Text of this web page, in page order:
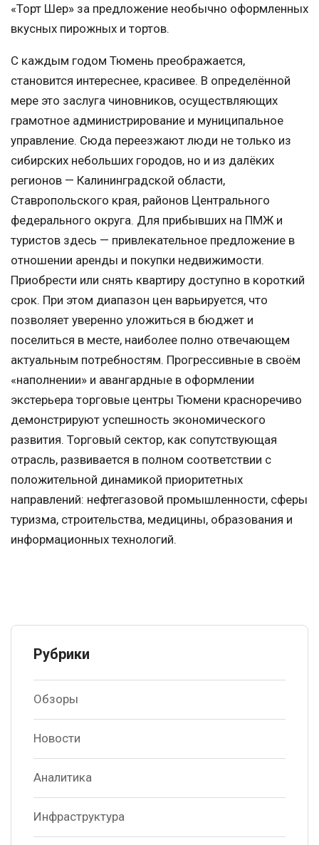
«Торт Шер» за предложение необычно оформленных
вкусных пирожных и тортов.
С каждым годом Тюмень преображается,
становится интереснее, красивее. В определённой
мере это заслуга чиновников, осуществляющих
грамотное администрирование и муниципальное
управление. Сюда переезжают люди не только из
сибирских небольших городов, но и из далёких
регионов — Калининградской области,
Ставропольского края, районов Центрального
федерального округа. Для прибывших на ПМЖ и
туристов здесь — привлекательное предложение в
отношении аренды и покупки недвижимости.
Приобрести или снять квартиру доступно в короткий
срок. При этом диапазон цен варьируется, что
позволяет уверенно уложиться в бюджет и
поселиться в месте, наиболее полно отвечающем
актуальным потребностям. Прогрессивные в своём
«наполнении» и авангардные в оформлении
экстерьера торговые центры Тюмени красноречиво
демонстрируют успешность экономического
развития. Торговый сектор, как сопутствующая
отрасль, развивается в полном соответствии с
положительной динамикой приоритетных
направлений: нефтегазовой промышленности, сферы
туризма, строительства, медицины, образования и
информационных технологий.
Рубрики
Обзоры
Новости
Аналитика
Инфраструктура